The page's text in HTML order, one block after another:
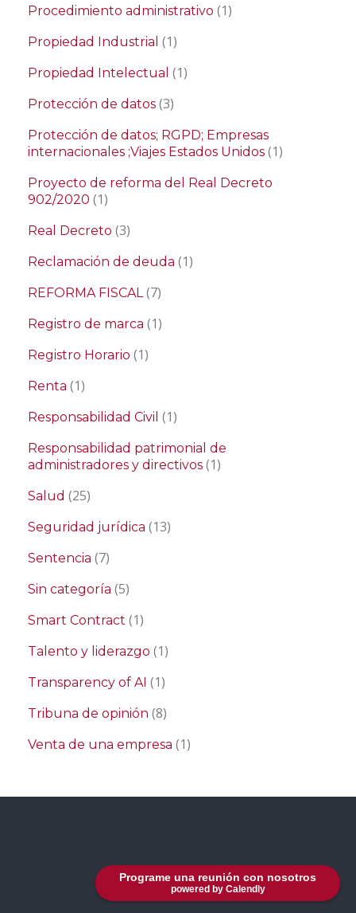
Programe una reunión con nosotros
powered by Calendly
Procedimiento administrativo (1)
Propiedad Industrial (1)
Propiedad Intelectual (1)
Protección de datos (3)
Protección de datos; RGPD; Empresas
internacionales ;Viajes Estados Unidos (1)
Proyecto de reforma del Real Decreto
902/2020 (1)
Real Decreto (3)
Reclamación de deuda (1)
REFORMA FISCAL (7)
Registro de marca (1)
Registro Horario (1)
Renta (1)
Responsabilidad Civil (1)
Responsabilidad patrimonial de
administradores y directivos (1)
Salud (25)
Seguridad jurídica (13)
Sentencia (7)
Sin categoría (5)
Smart Contract (1)
Talento y liderazgo (1)
Transparency of AI (1)
Tribuna de opinión (8)
Venta de una empresa (1)